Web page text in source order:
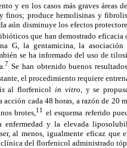
y en los casos más graves áreas
finos; produce hemolisinas y
aún disminuye los efectos
que han demostrado eficacia
G, la gentamicina, la
se ha informado del uso de
7 Se han obtenido buenos
el procedimiento requiere
al florfenicol in vitro, y se
cada 48 horas, a razón de 20
brotes, 11 el esquema referido
enfermedad y la elevada
al menos, igualmente eficaz que
del florfenicol administrado